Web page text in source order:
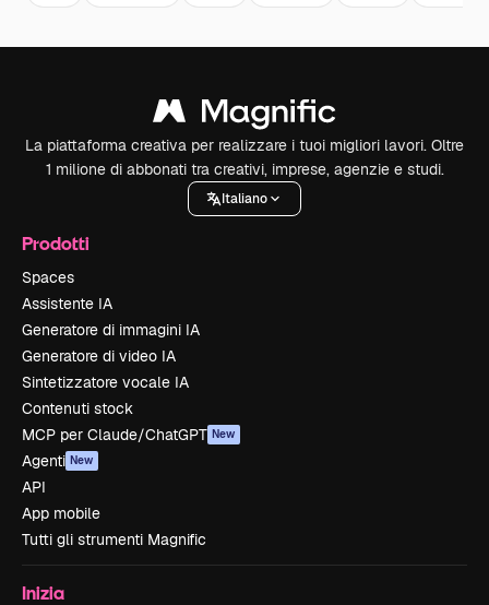
La piattaforma creativa per realizzare i tuoi migliori lavori. Oltre
1 milione di abbonati tra creativi, imprese, agenzie e studi.
Italiano
Prodotti
Spaces
Assistente IA
Generatore di immagini IA
Generatore di video IA
Sintetizzatore vocale IA
Contenuti stock
MCP per Claude/ChatGPT New
Agenti New
API
App mobile
Tutti gli strumenti Magnific
Inizia